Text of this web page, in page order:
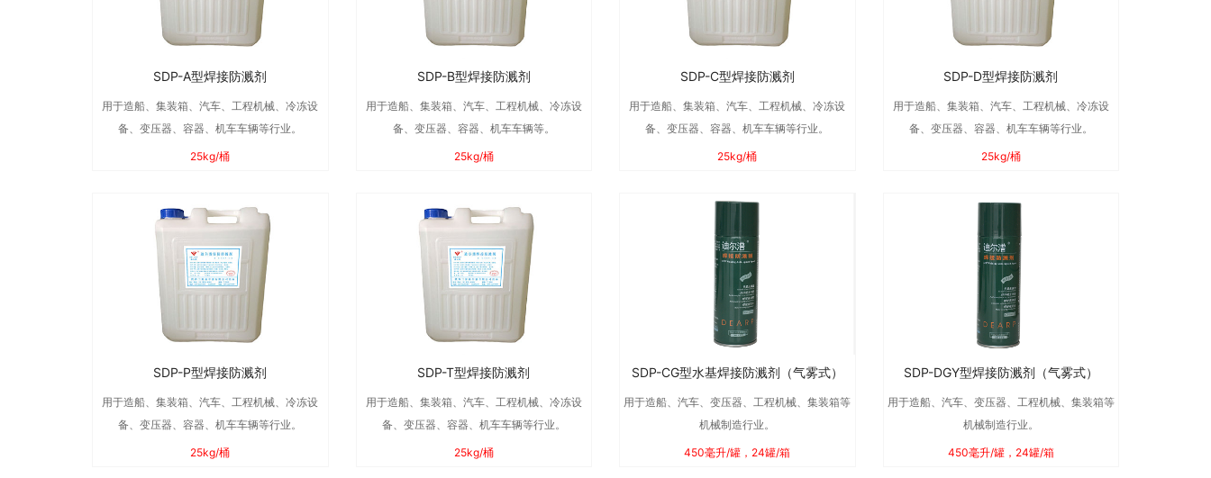
SDP-A型焊接防溅剂
用于造船、集装箱、汽车、工程机械、冷冻设
备、变压器、容器、机车车辆等行业。
25kg/桶
SDP-B型焊接防溅剂
用于造船、集装箱、汽车、工程机械、冷冻设
备、变压器、容器、机车车辆等。
25kg/桶
SDP-C型焊接防溅剂
用于造船、集装箱、汽车、工程机械、冷冻设
备、变压器、容器、机车车辆等行业。
25kg/桶
SDP-D型焊接防溅剂
用于造船、集装箱、汽车、工程机械、冷冻设
备、变压器、容器、机车车辆等行业。
25kg/桶
SDP-P型焊接防溅剂
用于造船、集装箱、汽车、工程机械、冷冻设
备、变压器、容器、机车车辆等行业。
25kg/桶
SDP-T型焊接防溅剂
用于造船、集装箱、汽车、工程机械、冷冻设
备、变压器、容器、机车车辆等行业。
25kg/桶
SDP-CG型水基焊接防溅剂（气雾式）
用于造船、汽车、变压器、工程机械、集装箱等
机械制造行业。
450毫升/罐，24罐/箱
SDP-DGY型焊接防溅剂（气雾式）
用于造船、汽车、变压器、工程机械、集装箱等
机械制造行业。
450毫升/罐，24罐/箱